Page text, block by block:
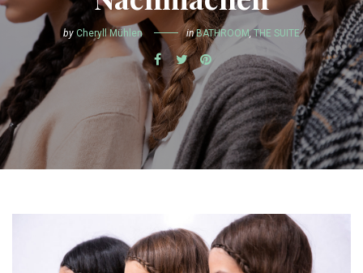
by Cheryll Mühlen inBATHROOM,THE SUITE